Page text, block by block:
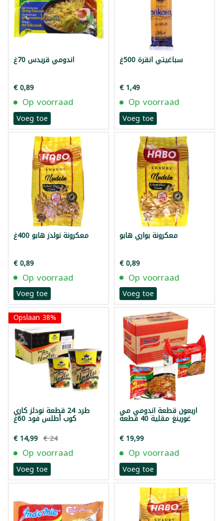
اندومي قريدس 70غ
€ 0,89
Op voorraad
Voeg toe
سباغيتي انقرة 500غ
€ 1,49
Op voorraad
Voeg toe
معكرونة نولدز هابو 400غ
€ 0,89
Op voorraad
Voeg toe
معكرونة بواري هابو
€ 0,89
Op voorraad
Voeg toe
Opslaan 38%
طرد 24 قطعة نودلز كاري
كوب أطلس فود 60غ
€ 14,99 € 24
Op voorraad
Voeg toe
اربعون قطعة اندومي مي
غورينغ مقلية 40 قطعة
€ 19,99
Op voorraad
Voeg toe